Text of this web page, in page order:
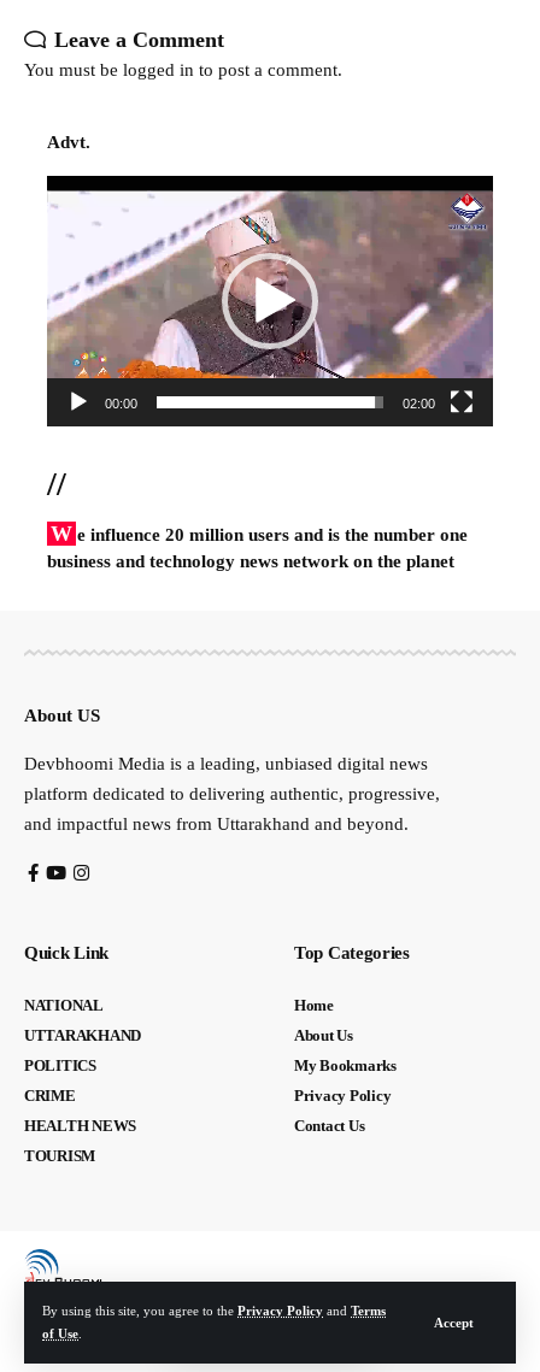
By using this site, you agree to the Privacy Policy and Terms
of Use
Accept
Leave a Comment
You must be logged in to post a comment.
Advt.
Video
00:00 02:00
//
W e influence 20 million users and is the number one
business and technology news network on the planet
About US
Devbhoomi Media is a leading, unbiased digital news
platform dedicated to delivering authentic, progressive,
and impactful news from Uttarakhand and beyond.
Quick Link
NATIONAL
UTTARAKHAND
POLITICS
CRIME
HEALTH NEWS
TOURISM
Top Categories
Home
About Us
My Bookmarks
Privacy Policy
Contact Us
© Devbhoomi Media. All Rights Reserved. | Developed By: